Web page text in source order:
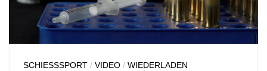
SCHIESSSPORT / VIDEO / WIEDERLADEN